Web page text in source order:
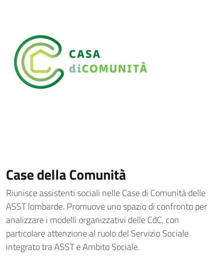
Case della Comunità
Riunisce assistenti sociali nelle Case di Comunità delle
ASST lombarde. Promuove uno spazio di confronto per
analizzare i modelli organizzativi delle CdC, con
particolare attenzione al ruolo del Servizio Sociale
integrato tra ASST e Ambito Sociale.